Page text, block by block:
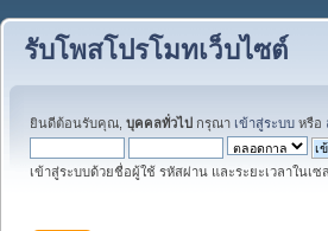
รับโพสโปรโมทเว็บไซต์
ยินดีต้อนรับคุณ, บุคคลทั่วไป กรุณา เข้าสู่ระบบ หรือ
เข้าสู่ระบบด้วยชื่อผู้ใช้ รหัสผ่าน และระยะเวลาในเ